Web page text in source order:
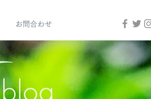
お問合わせ